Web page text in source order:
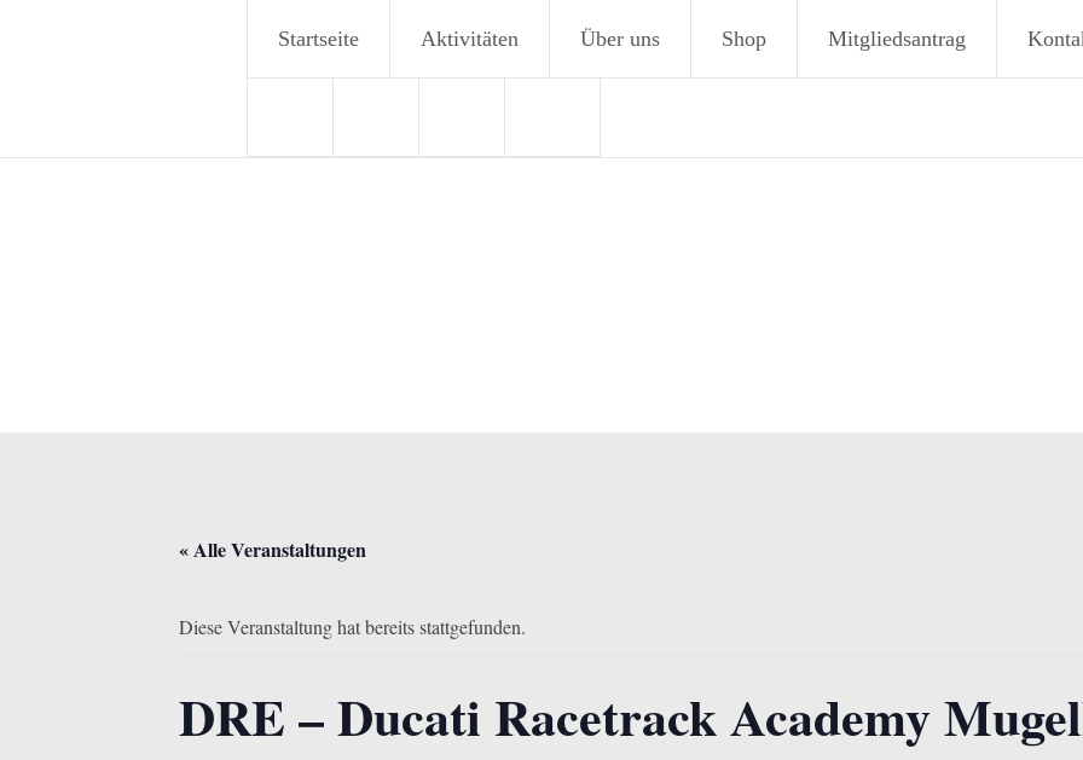
Startseite Aktivitäten Über uns Shop Mitgliedsantrag
« Alle Veranstaltungen
Diese Veranstaltung hat bereits stattgefunden.
DRE – Ducati Racetrack Academy